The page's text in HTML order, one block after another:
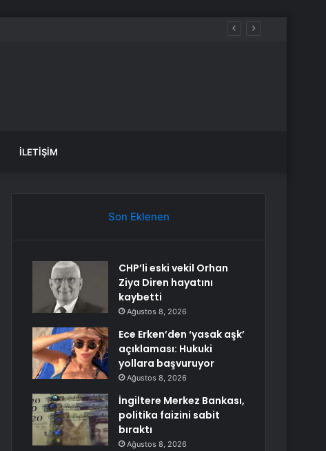
İLETIŞIM
Son Eklenen
CHP’li eski vekil Orhan
Ziya Diren hayatını
kaybetti
Ağustos 8, 2026
Ece Erken’den ‘yasak aşk’
açıklaması: Hukuki
yollara başvuruyor
Ağustos 8, 2026
İngiltere Merkez Bankası,
politika faizini sabit
bıraktı
Ağustos 8, 2026